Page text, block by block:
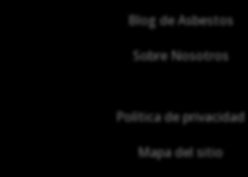
Blog de Asbestos
Sobre Nosotros
Política de privacidad
Mapa del sitio